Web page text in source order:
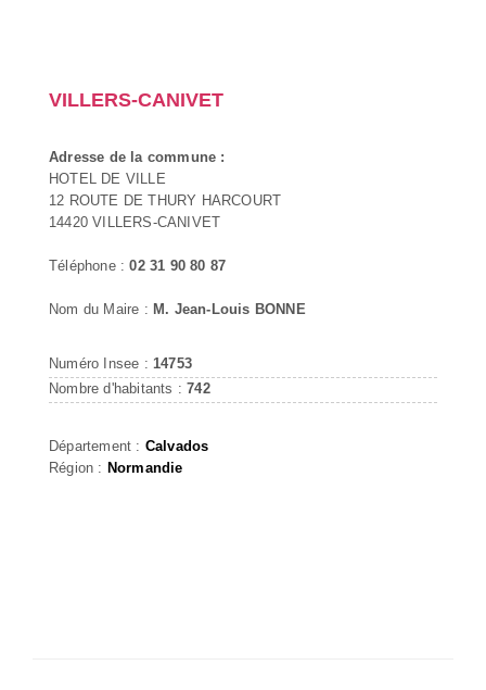
VILLERS-CANIVET
Adresse de la commune :
HOTEL DE VILLE
12 ROUTE DE THURY HARCOURT
14420 VILLERS-CANIVET
Téléphone :02 31 90 80 87
Nom du Maire : M. Jean-Louis BONNE
Numéro Insee : 14753
Nombre d'habitants :742
Département : Calvados
Région : Normandie